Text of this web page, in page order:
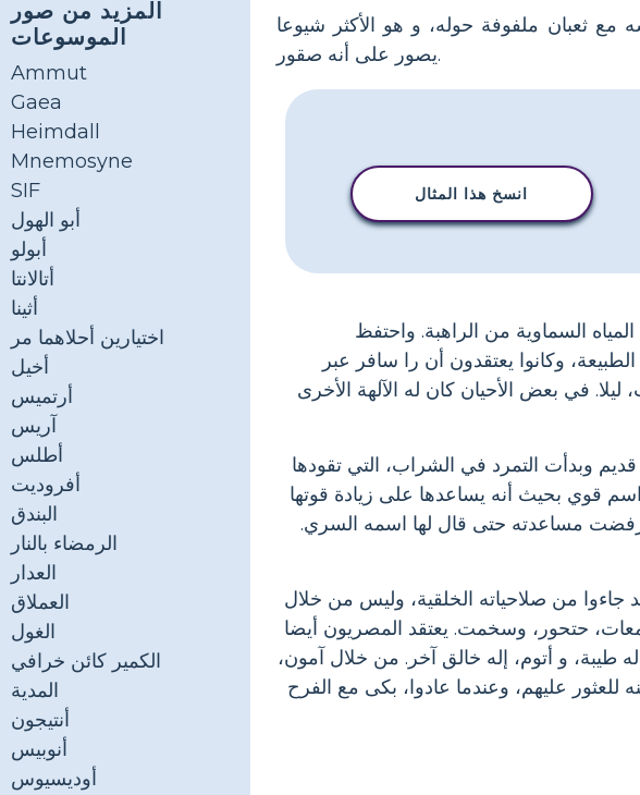
المزيد من صور
الموسوعات
Ammut
Gaea
Heimdall
Mnemosyne
SIF
أبو الهول
أبولو
أتالانتا
أثينا
اختيارين أحلاهما مر
أخيل
أرتميس
آريس
أطلس
أفروديت
البندق
الرمضاء بالنار
العدار
العملاق
الغول
الكمير كائن خرافي
المدية
أنتيجون
أنوبيس
أوديسيوس
ملفوفة حوله، و هو الأكثر شيوعا
يصور على أنه صقور.
انسخ هذا المثال
السماوية من الراهبة. واحتفظ
وكانوا يعتقدون أن را سافر عبر
في بعض الأحيان كان له الآلهة الأخرى
وبدأت التمرد في الشراب، التي تقودها
قوي بحيث أنه يساعدها على زيادة قوتها
ورفضت مساعدته حتى قال لها اسمه السري.
جاءوا من صلاحياته الخلقية، وليس من خلال
حتحور، وسخمت. يعتقد المصريون أيضا
طيبة، و أتوم، إله خالق آخر. من خلال آمون،
للعثور عليهم، وعندما عادوا، بكى مع الفرح